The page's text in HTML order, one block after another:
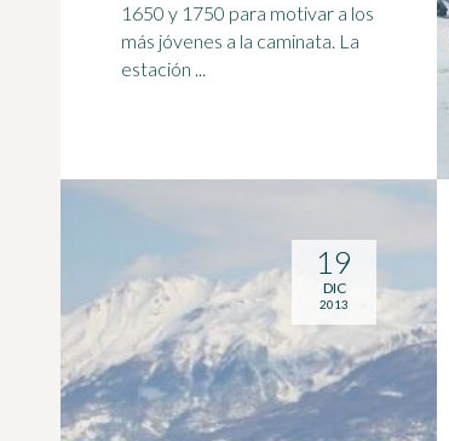
1650 y 1750 para motivar a los
más jóvenes a la caminata. La
estación ...
19
DIC
2013